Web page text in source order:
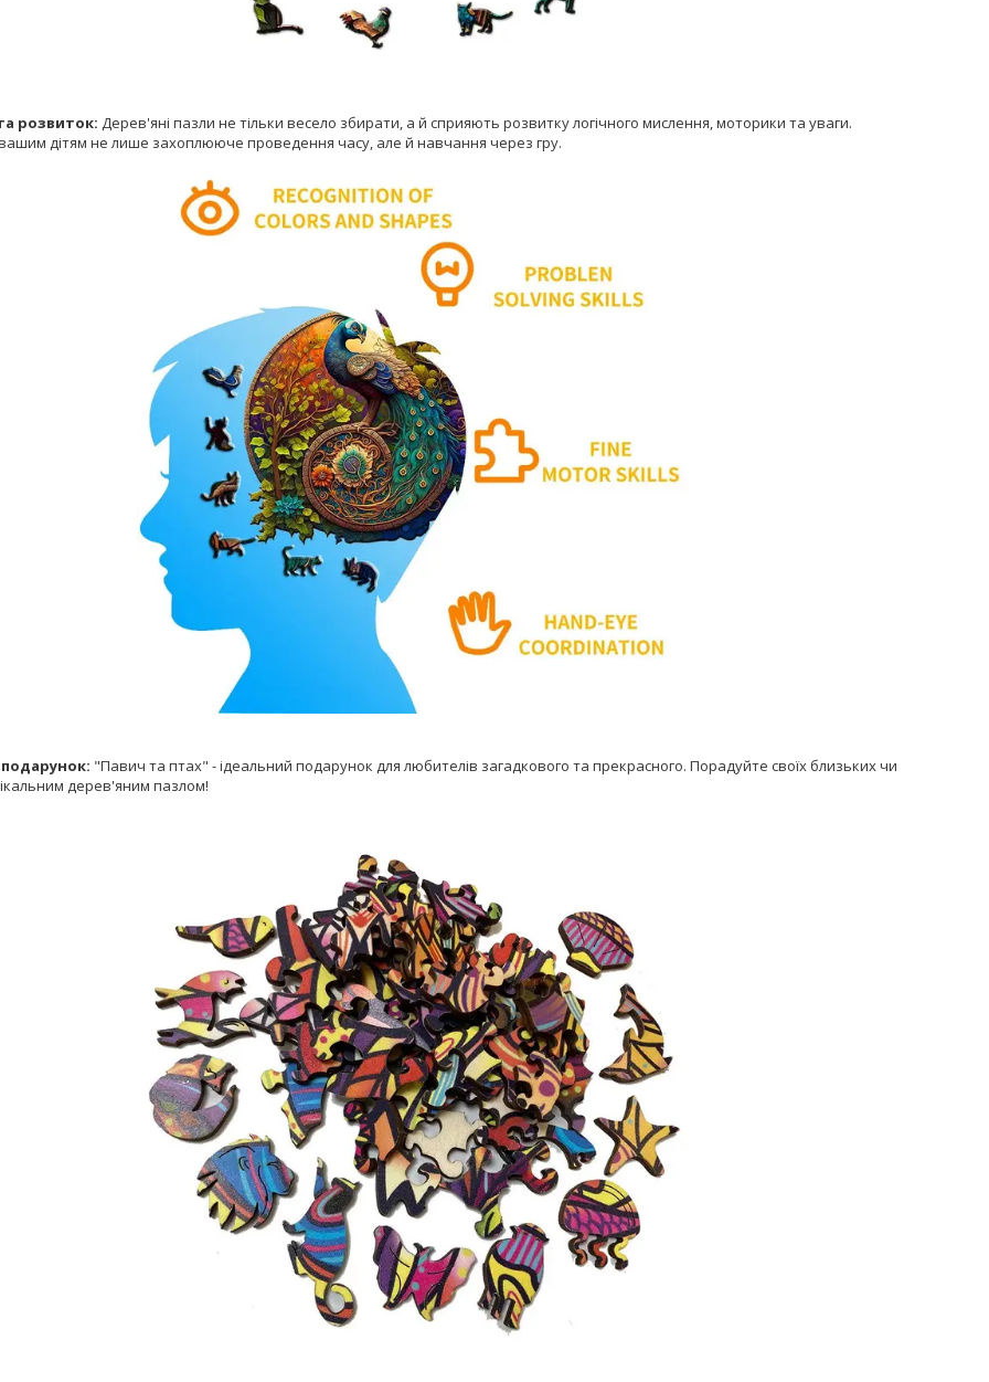
розвиток: Дерев'яні пазли не тільки весело збирати, а й сприяють розвитку логічного мислення, моторики та уваги.
дітям не лише захоплююче проведення часу, але й навчання через гру.
"Павич та птах" - ідеальний подарунок для любителів загадкового та прекрасного. Порадуйте своїх близьких чи
дерев'яним пазлом!